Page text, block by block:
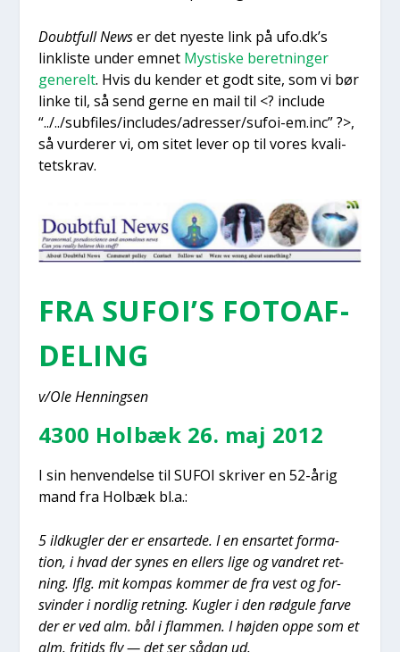
Doub­t­full Newser det nye­ste link på ufo.dk’s
linkli­ste under emnet Mysti­ske beret­nin­ger
gene­relt. Hvis du ken­der et godt site, som vi bør
lin­ke til, så send ger­ne en mail til <? inclu­de
“../../subfiles/includes/adresser/sufoi-em.inc” ?>,
så vur­de­rer vi, om sitet lever op til vores kva­li­
tets­krav.
FRA SUFOI’S FOTO­AF­
DE­LING
v/Ole Hen­nings­en
4300 Hol­bæk 26. maj 2012
I sin hen­ven­del­se til SUFOI skri­ver en 52-årig
mand fra Hol­bæk bl.a.:
5 ild­kug­ler der er ens­ar­te­de. I en ens­ar­tet for­ma­
tion, i hvad der synes en ellers lige og van­dret ret­
ning. Iflg. mit kom­pas kom­mer de fra vest og for­
svin­der i nord­lig ret­ning. Kug­ler i den rød­gu­le far­ve
der er ved alm. bål i flam­men. I høj­den oppe som et
alm. fri­tids fly — det ser sådan ud.